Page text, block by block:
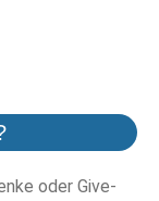
oder Give-